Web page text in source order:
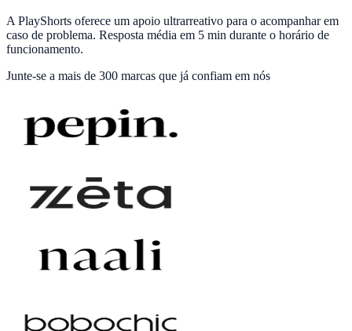
A PlayShorts oferece um apoio ultrarreativo para o acompanhar em
caso de problema. Resposta média em 5 min durante o horário de
funcionamento.
Junte-se a mais de 300 marcas que já confiam em nós